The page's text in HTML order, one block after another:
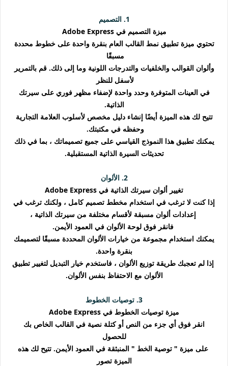
1. التصميم
ميزة التصميم في Adobe Express
تحتوي ميزة تطبيق نمط القالب العام بنقرة واحدة على خطوط محددة
مسبقًا
وألوان القوالب والخلفيات والتدرجات اللونية وما إلى ذلك. قم بالتمرير
لأسفل للنظر
في العينات المتوفرة وحدد واحدة لإضفاء مظهر فوري على سيرتك
الذاتية.
تتيح لك هذه الميزة أيضًا إنشاء دليل مخصص لأسلوب العلامة التجارية
وحفظه في مكتبتك.
يمكنك تطبيق هذا النموذج القياسي على جميع تصميماتك ، بما في ذلك
تحديثات السيرة الذاتية المستقبلية.
2. الألوان
تغيير ألوان سيرتك الذاتية في Adobe Express
إذا كنت لا ترغب في استخدام مخطط تصميم كامل ، ولكنك ترغب في
إعدادات ألوان مسبقة لأقسام مختلفة من سيرتك الذاتية ،
فانقر فوق لوحة الألوان في العمود الأيمن.
يمكنك استخدام مجموعة من خيارات الألوان المحددة مسبقًا لتصميمك
بنقرة واحدة.
إذا لم تعجبك طريقة توزيع الألوان ، فاستخدم خيار التبديل لتغيير تطبيق
الألوان مع الاحتفاظ بنفس الألوان.
3. توصيات الخطوط
ميزة توصيات الخطوط في Adobe Express
انقر فوق أي جزء من النص أو كتلة نصية في القالب الخاص بك
للحصول
على ميزة " توصية الخط " المنبثقة في العمود الأيمن. تتيح لك هذه
الميزة تصور